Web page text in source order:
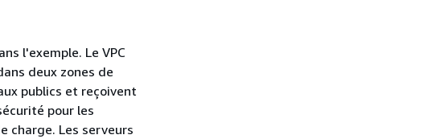
l'exemple. Le VPC
deux zones de
publics et reçoivent
pour les
charge. Les serveurs